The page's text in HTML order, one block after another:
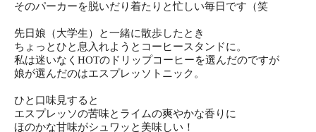
そのパーカーを脱いだり着たりと忙しい毎日です（笑
先日娘（大学生）と一緒に散歩したとき
ちょっとひと息入れようとコーヒースタンドに。
私は迷いなくHOTのドリップコーヒーを選んだのですが
娘が選んだのはエスプレッソトニック。
ひと口味見すると
エスプレッソの苦味とライムの爽やかな香りに
ほのかな甘味がシュワッと美味しい！